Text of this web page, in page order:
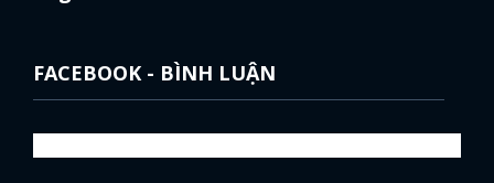
x
ĐĂNG NHẬP
FACEBOOK - BÌNH LUẬN